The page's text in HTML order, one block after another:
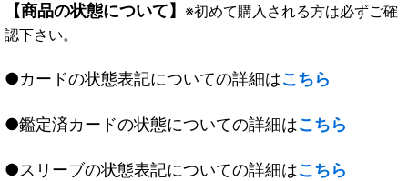
【商品の状態について】 ※初めて購入される方は必ずご確
認下さい。
●カードの状態表記についての詳細はこちら
●鑑定済カードの状態についての詳細はこちら
●スリーブの状態表記についての詳細はこちら